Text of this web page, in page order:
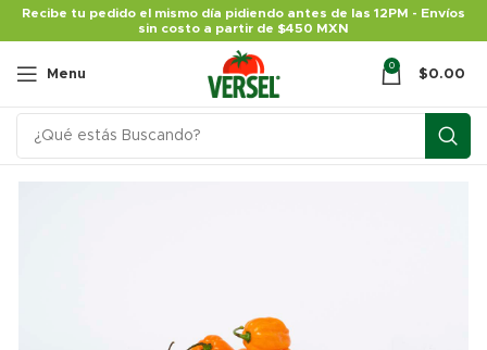
Recibe tu pedido el mismo día pidiendo antes de las 12PM - Envíos
sin costo a partir de $450 MXN
Menu
0
$0.00